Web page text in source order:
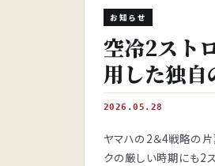
お知らせ
空冷2スト
用した独自
2026.05.28
ヤマハの2＆4戦略の片
クの厳しい時期にも2